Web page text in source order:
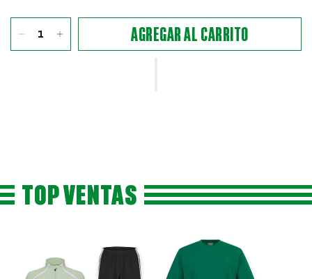
AGREGAR AL CARRITO
TOP VENTAS